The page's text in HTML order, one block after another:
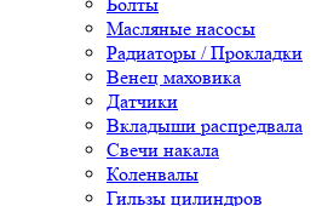
Масляные насосы
Радиаторы / Прокладки
Венец маховика
Датчики
Вкладыши распредвала
Свечи накала
Коленвалы
Гильзы цилиндров